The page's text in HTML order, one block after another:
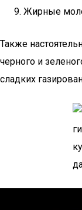
Жирные
Также
черного и
сладких